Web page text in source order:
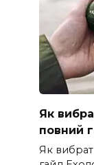
Як
повний
Як